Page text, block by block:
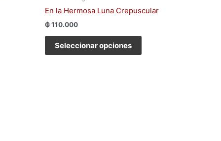
En la Hermosa Luna Crepuscular
₲110.000
Seleccionar opciones